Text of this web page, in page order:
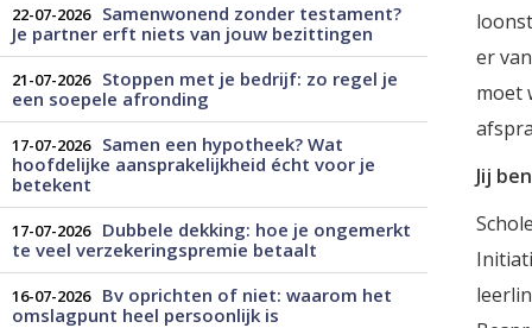
22-07-2026
Samenwonend zonder testament?
Je partner erft niets van jouw bezittingen
21-07-2026
Stoppen met je bedrijf: zo regel je
een soepele afronding
17-07-2026
Samen een hypotheek? Wat
hoofdelijke aansprakelijkheid écht voor je
betekent
17-07-2026
Dubbele dekking: hoe je ongemerkt
te veel verzekeringspremie betaalt
16-07-2026
Bv oprichten of niet: waarom het
omslagpunt heel persoonlijk is
er
moet
Jij